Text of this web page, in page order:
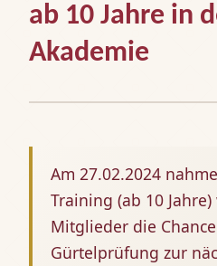
ab 10 Jahre in
Akademie
Am 27.02.2024
Training (ab 10
Mitglieder die
Gürtelprüfung zur